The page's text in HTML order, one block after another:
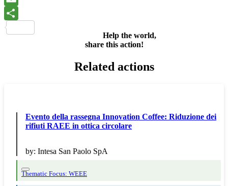
Help the world,
share this action!
Related actions
Evento della rassegna Innovation Coffee: Riduzione dei
rifiuti RAEE in ottica circolare
by: Intesa San Paolo SpA
Thematic Focus: WEEE